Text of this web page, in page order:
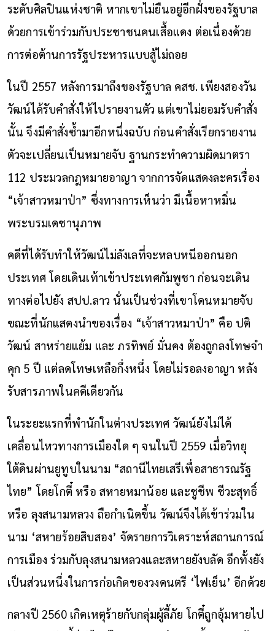
ระดับศิลปินแห่งชาติ หากเขาไม่ยืนอยู่อีกฝั่งของรัฐบาล
ด้วยการเข้าร่วมกับประชาชนคนเสื้อแดง ต่อเนื่องด้วย
การต่อต้านการรัฐประหารแบบสู้ไม่ถอย
ในปี 2557 หลังการมาถึงของรัฐบาล คสช. เพียงสองวัน
วัฒน์ได้รับคำสั่งให้ไปรายงานตัว แต่เขาไม่ยอมรับคำสั่ง
นั้น จึงมีคำสั่งซ้ำมาอีกหนึ่งฉบับ ก่อนคำสั่งเรียกรายงาน
ตัวจะเปลี่ยนเป็นหมายจับ ฐานกระทำความผิดมาตรา
112 ประมวลกฎหมายอาญา จากการจัดแสดงละครเรื่อง
“เจ้าสาวหมาป่า” ซึ่งทางการเห็นว่า มีเนื้อหาหมิ่น
พระบรมเดชานุภาพ
คดีที่ได้รับทำให้วัฒน์ไม่ลังเลที่จะหลบหนีออกนอก
ประเทศ โดยเดินเท้าเข้าประเทศกัมพูชา ก่อนจะเดิน
ทางต่อไปยัง สปป.ลาว นั่นเป็นช่วงที่เขาโดนหมายจับ
ขณะที่นักแสดงนำของเรื่อง “เจ้าสาวหมาป่า” คือ ปติ
วัฒน์ สาหร่ายแย้ม และ ภรทิพย์ มั่นคง ต้องถูกลงโทษจำ
คุก 5 ปี แต่ลดโทษเหลือกึ่งหนึ่ง โดยไม่รอลงอาญา หลัง
รับสารภาพในคดีเดียวกัน
ในระยะแรกที่พำนักในต่างประเทศ วัฒน์ยังไม่ได้
เคลื่อนไหวทางการเมืองใด ๆ จนในปี 2559 เมื่อวิทยุ
ใต้ดินผ่านยูทูบในนาม “สถานีไทยเสรีเพื่อสาธารณรัฐ
ไทย” โดยโกตี๋ หรือ สหายหมาน้อย และชูชีพ ชีวะสุทธิ์
หรือ ลุงสนามหลวง ถือกำเนิดขึ้น วัฒน์จึงได้เข้าร่วมใน
นาม ‘สหายร้อยสิบสอง’ จัดรายการวิเคราะห์สถานการณ์
การเมือง ร่วมกับลุงสนามหลวงและสหายยังบลัด อีกทั้งยัง
เป็นส่วนหนึ่งในการก่อเกิดของวงดนตรี ‘ไฟเย็น’ อีกด้วย
กลางปี 2560 เกิดเหตุร้ายกับกลุ่มผู้ลี้ภัย โกตี๋ถูกอุ้มหายไป